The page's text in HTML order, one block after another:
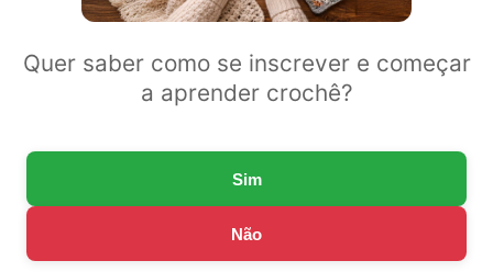
Quer saber como se inscrever e começar
a aprender crochê?
Sim
Não